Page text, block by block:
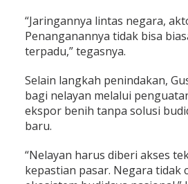
“Jaringannya lintas negara,
Penanganannya tidak bisa
terpadu,” tegasnya.
Selain langkah penindakan,
bagi nelayan melalui
ekspor benih tanpa solusi
baru.
“Nelayan harus diberi akses
kepastian pasar. Negara tidak